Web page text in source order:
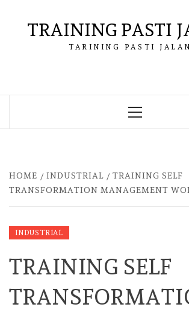
contentTRAINING PASTI
TARINING PASTI JALAN
Primary
HOME INDUSTRIAL
TRAINING SELF
TRANSFORMATION MANAGEMENT
INDUSTRIAL
TRAINING SELF